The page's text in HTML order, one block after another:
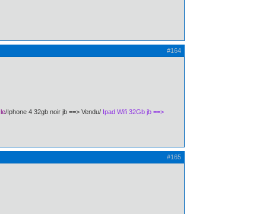
#164
/Iphone 4 32gb noir jb ==> Vendu/ Ipad Wifi 32Gb jb ==>
#165